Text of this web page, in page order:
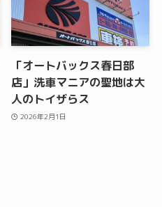
「オートバックス春日部
店」洗車マニアの聖地は大
人のトイザらス
2026年2月1日